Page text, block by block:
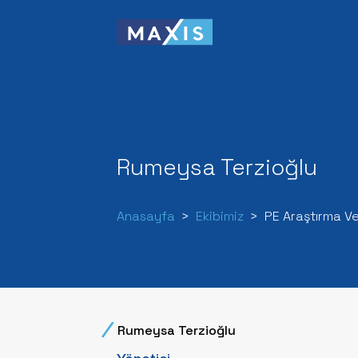
Rumeysa Terzioğlu
Anasayfa Ekibimiz PE Araştırma
Rumeysa Terzioğlu